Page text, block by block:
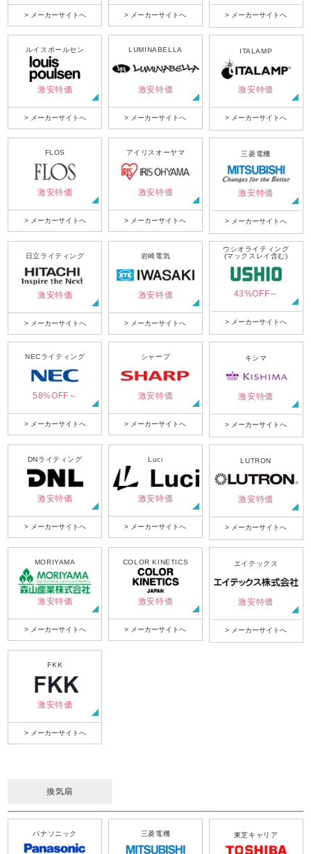
> メーカーサイトへ > メーカーサイトへ > メーカーサイトへ
ルイスポールセン
激安特価
> メーカーサイトへ
LUMINABELLA
激安特価
> メーカーサイトへ
ITALAMP
激安特価
> メーカーサイトへ
FLOS
激安特価
> メーカーサイトへ
アイリスオーヤマ
激安特価
> メーカーサイトへ
三菱電機
激安特価
> メーカーサイトへ
日立ライティング
激安特価
> メーカーサイトへ
岩崎電気
激安特価
> メーカーサイトへ
ウシオライティング
(マックスレイ含む)
43%OFF～
> メーカーサイトへ
NECライティング
58%OFF～
> メーカーサイトへ
シャープ
激安特価
> メーカーサイトへ
キシマ
激安特価
> メーカーサイトへ
DNライティング
激安特価
> メーカーサイトへ
Luci
激安特価
> メーカーサイトへ
LUTRON
激安特価
> メーカーサイトへ
MORIYAMA
激安特価
> メーカーサイトへ
COLOR KINETICS
激安特価
> メーカーサイトへ
エイテックス
激安特価
> メーカーサイトへ
FKK
激安特価
> メーカーサイトへ
換気扇
パナソニック 三菱電機 東芝キャリア